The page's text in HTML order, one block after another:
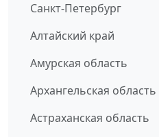
Санкт-Петербург
Алтайский край
Амурская область
Архангельская область
Астраханская область